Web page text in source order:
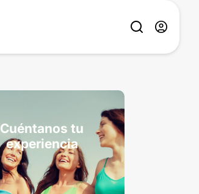
Cuéntanos tu
experiencia